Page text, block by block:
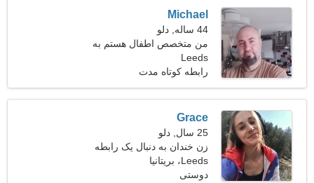
Michael
44 ساله, دلو
من متخصص اطفال هستم به
یک خانم شیک پوش نیاز دارم
Leeds
رابطه کوتاه مدت
Grace
25 سال, دلو
زن خندان به دنبال یک رابطه
عاشقانه
Leeds، بریتانیا
دوستی